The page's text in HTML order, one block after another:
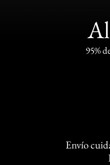
95%
Envío